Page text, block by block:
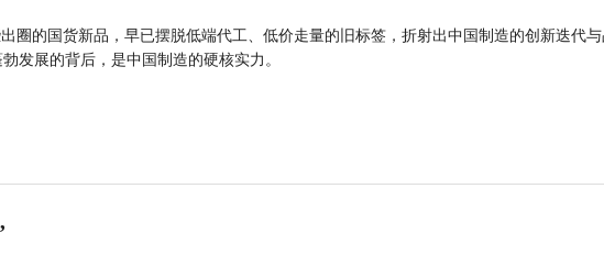
圈的国货新品，早已摆脱低端代工、低价走量的旧标签，折射出中国制造的创新迭代
发展的背后，是中国制造的硬核实力。